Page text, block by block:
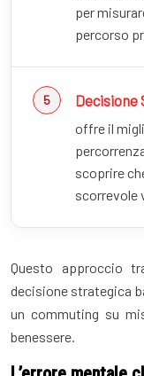
per
percorso
Decisione
offre il
scoprire
scorrevole
Questo approccio
decisione strategica
un commuting su
benessere.